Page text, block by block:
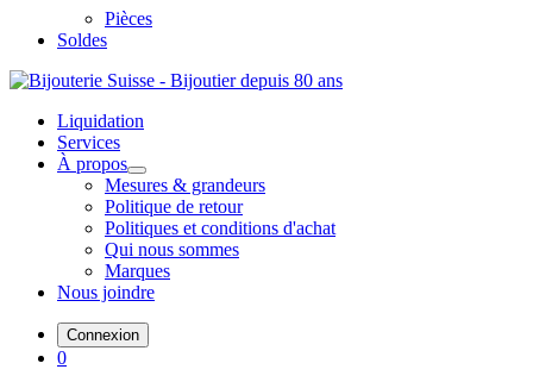
Pièces
Soldes
Liquidation
Services
À propos
Mesures & grandeurs
Politique de retour
Politiques et conditions d'achat
Qui nous sommes
Marques
Nous joindre
Connexion
0